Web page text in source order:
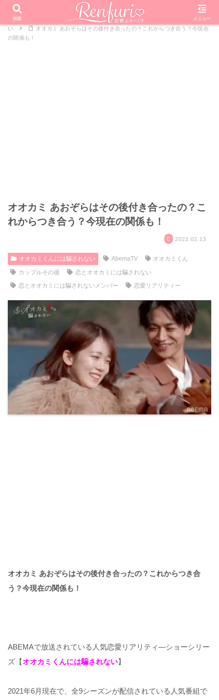
PR
ホーム 恋愛リアリティーショー
オオカミくんには騙されな
い
オオカミ あおぞらはその後付き合ったの？これからつき合う？今現在
の関係も！
オオカミ あおぞらはその後付き合ったの？こ
れからつき合う？今現在の関係も！
2022.02.13
オオカミくんには騙されない AbemaTV
オオカミくん
カップルその後
恋とオオカミには騙されない
恋とオオカミには騙されないメンバー
恋愛リアリティー
オオカミ あおぞらはその後付き合ったの？これからつき合
う？今現在の関係も！
ABEMAで放送されている人気恋愛リアリティ―ショーシリー
ズ【オオカミくんには騙されない】
2021年6月現在で、全9シーズンが配信されている人気番組で
検索 メニュー